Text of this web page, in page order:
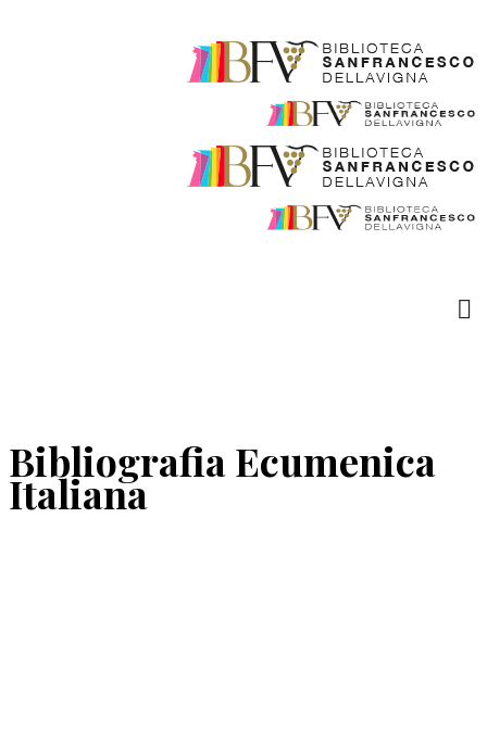
Bibliografia Ecumenica
Italiana